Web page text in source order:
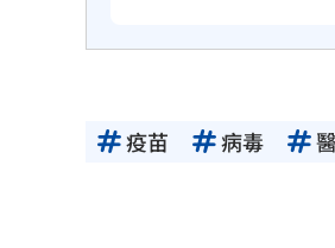
疫苗 病毒